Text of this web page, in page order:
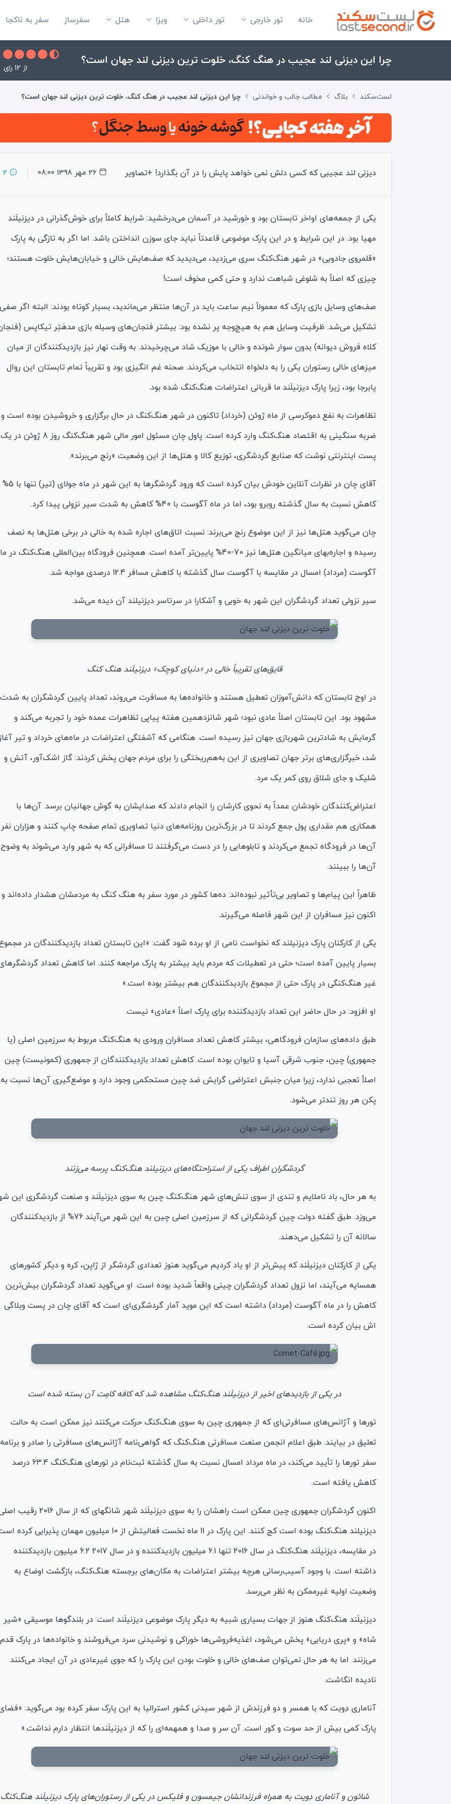
خانه تور خارجی تور داخلی ویزا هتل‌ سفرساز سفر به ناکجا
چرا این دیزنی لند عجیب در هنگ کنگ، خلوت ترین دیزنی لند جهان است؟
از 12 رای
لست‌سکند بلاگ مطالب جالب و خواندنی چرا این دیزنی لند عجیب در هنگ کنگ، خلوت ترین دیزنی لند جهان است؟
دیزنی لند عجیبی که کسی دلش نمی خواهد پایش را در آن بگذارد! +تصاویر 26 مهر 1398 08:00 2
یکی از جمعه‌های اواخر تابستان بود و خورشید در آسمان می‌درخشید: شرایط کاملاً برای خوش‌گذرانی در دیزنیلَند
مهیا بود. در این شرایط و در این پارک موضوعی قاعدتاً نباید جای سوزن انداختن باشد. اما اگر به تازگی به پارک
«قلمروی جادویی» در شهر هنگ‌کنگ سری می‌زدید، می‌دیدید که صف‌هایش خالی و خیابان‌هایش خلوت هستند؛
چیزی که اصلاً به شلوغی شباهت ندارد و حتی کمی مخوف است!
صف‌های وسایل بازی پارک که معمولاً نیم ساعت باید در آن‌ها منتظر می‌ماندید، بسیار کوتاه بودند: البته اگر صفی
تشکیل می‌شد. ظرفیت وسایل هم به هیچ‌وجه پر نشده بود: بیشتر فنجان‌های وسیله بازی مدهَتِر تیکاپس
کلاه فروش دیوانه) بدون سوار شونده و خالی با موزیک شاد می‌چرخیدند. به وقت نهار نیز بازدیدکنندگان از میان
میزهای خالی رستوران یکی را به دلخواه انتخاب می‌کردند. صحنه غم انگیزی بود و تقریباً تمام تابستان این روال
پابرجا بود، زیرا پارک دیزنیلَند ما قربانی اعتراضات هنگ‌کنگ شده بود.
تظاهرات به نفع دموکرسی از ماه ژوئن (خرداد) تاکنون در شهر هنگ‌کنگ در حال برگزاری و خروشیدن بوده است و
ضربه سنگینی به اقتصاد هنگ‌کنگ وارد کرده است. پاول چان مسئول امور مالی شهر هنگ‌کنگ روز 8 ژوئن در یک
پست اینترنتی نوشت که صنایع گردشگری، توزیع کالا و هتل‌ها از این وضعیت «رنج می‌برند».
آقای چان در نظرات آنلاین خودش بیان کرده است که ورود گردشگرها به این شهر در ماه جولای (تیر) تنها با 5%
کاهش نسبت به سال گذشته روبرو بود، اما در ماه آگوست با 40% کاهش به شدت سیر نزولی پیدا کرد.
چان می‌گوید هتل‌ها نیز از این موضوع رنج می‌برند: نسبت اتاق‌های اجاره‌ شده به خالی در برخی هتل‌ها به نصف
رسیده و اجاره‌بهای میانگین هتل‌ها نیز 70-40% پایین‌تر آمده است. همچنین فرودگاه بین‌المللی هنگ‌کنگ در
آگوست (مرداد) امسال در مقایسه با آگوست سال گذشته با کاهش مسافر 12.4 درصدی مواجه شد.
سیر نزولی تعداد گردشگران این شهر به خوبی و آشکارا در سرتاسر دیزنیلند آن دیده می‌شد.
قایق‌های تقریباً خالی در «دنیای کوچک» دیزنیلَند هنگ کنگ
در اوج تابستان که دانش‌آموزان تعطیل هستند و خانواده‌ها به مسافرت می‌روند، تعداد پایین گردشگران به شدت
مشهود بود. این تابستان اصلاً عادی نبود؛ شهر شانزدهمین هفته پیاپی تظاهرات عمده خود را تجربه می‌کند و
گرمایش به شادترین شهربازی جهان نیز رسیده است. هنگامی که آشفتگی اعتراضات در ماه‌های خرداد و تیر
شد، خبرگزاری‌های برتر جهان تصاویری از این به‌هم‌ریختگی را برای مردم جهان پخش کردند: گاز اشک‌آور، آتش و
شلیک و جای شلاق روی کمر یک مرد.
اعتراض‌کنندگان خودشان عمداً به نحوی کارشان را انجام دادند که صدایشان به گوش جهانیان برسد. آن‌ها با
همکاری هم مقداری پول جمع کردند تا در بزرگ‌ترین روزنامه‌های دنیا تصاویری تمام صفحه چاپ کنند و هزاران نفر
آن‌ها در فرودگاه تجمع می‌کردند و تابلوهایی را در دست می‌گرفتند تا مسافرانی که به شهر وارد می‌شوند به وضوح
آن‌ها را ببینند.
ظاهراً این پیام‌ها و تصاویر بی‌تأثیر نبوده‌اند: ده‌ها کشور در مورد سفر به هنگ کنگ به مردمشان هشدار داده‌اند و
اکنون نیز مسافران از این شهر فاصله می‌گیرند.
یکی از کارکنان پارک دیزنیلند که نخواست نامی از او برده شود گفت: «این تابستان تعداد بازدیدکنندگان در
بسیار پایین آمده است؛ حتی در تعطیلات که مردم باید بیشتر به پارک مراجعه کنند. اما کاهش تعداد
غیر هنگ‌کنگی در پارک حتی از مجموع بازدیدکنندگان هم بیشتر بوده است.»
او افزود: در حال حاضر این تعداد بازدیدکننده برای پارک اصلاً «عادی» نیست.
طبق داده‌های سازمان فرودگاهی، بیشتر کاهش تعداد مسافران ورودی به هنگ‌کنگ مربوط به سرزمین اصلی (یا
جمهوری) چین، جنوب شرقی آسیا و تایوان بوده است. کاهش تعداد بازدیدکنندگان از جمهوری (کمونیست) چین
اصلاً تعجبی ندارد، زیرا میان جنبش اعتراضی گرایش ضد چین مستحکمی وجود دارد و موضع‌گیری‌ آن‌ها نسبت به
پکن هر روز تندتر می‌شود.
گردشگران اطراف یکی از استراحتگاه‌های دیزنیلند هنگ‌کنگ پرسه می‌زنند
به هر حال، باد ناملایم و تندی از سوی تنش‌های شهر هنگ‌کنگ چین به سوی دیزنیلَند و صنعت گردشگری این
می‌وزد. طبق گفته دولت چین گردشگرانی که از سرزمین اصلی چین به این شهر می‌آیند 76% از بازدیدکنندگان
سالانه آن را تشکیل می‌دهند.
یکی از کارکنان دیزنیلَند که پیش‌تر از او یاد کردیم می‌گوید هنوز تعدادی گردشگر از ژاپن، کره و دیگر کشورهای
همسایه می‌آیند، اما نزول تعداد گردشگران چینی واقعاً شدید بوده است. او می‌گوید تعداد گردشگران بیش‌ترین
کاهش را در ماه آگوست (مرداد) داشته است که این موید آمار گردشگری‌ای است که آقای چان در پست وبلاگی
اش بیان کرده است.
در یکی از بازدیدهای اخیر از دیزنیلَند هنگ‌کنگ مشاهده شد که کافه کامِت آن بسته شده است
تورها و آژانس‌های مسافرتی‌ای که از جمهوری چین به سوی هنگ‌کنگ حرکت می‌کنند نیز ممکن است به حالت
تعلیق در بیایند. طبق اعلام انجمن صنعت مسافرتی هنگ‌کنگ که گواهی‌نامه آژانس‌های مسافرتی را صادر و برنامه
سفر تورها را تأیید می‌کند، در ماه مرداد امسال نسبت به سال گذشته ثبت‌نام در تورهای هنگ‌کنگ 63.4 درصد
کاهش یافته است.
اکنون گردشگران جمهوری چین ممکن است راهشان را به سوی دیزنیلَند شهر شانگهای که از سال 2016
دیزنیلند هنگ‌کنگ بوده است کج کنند. این پارک در 11 ماه نخست فعالیتش از 10 میلیون مهمان پذیرایی
در مقایسه، دیزنیلَند هنگ‌کنگ در سال 2016 تنها 6.1 میلیون بازدیدکننده و در سال 2017 6.2 میلیون بازدیدکننده
داشته است. با وجود آسیب‌رسانی هرچه بیشتر اعتراضات به مکان‌های برجسته هنگ‌کنگ، بازگشت اوضاع به
وضعیت اولیه غیرممکن به نظر می‌رسد.
دیزنیلَند هنگ‌کنگ هنوز از جهات بسیاری شبیه به دیگر پارک موضوعی دیزنیلَند است: در بلندگوها موسیقی «شیر
شاه» و «پری دریایی» پخش می‌شود، اغذیه‌فروشی‌ها خوراکی و نوشیدنی سرد می‌فروشند و خانواده‌ها در پارک قدم
می‌زنند. اما به هر حال نمی‌توان صف‌های خالی و خلوت بودن این پارک را که جوی غیرعادی در آن ایجاد می‌کنند
نادیده انگاشت.
آناماری دِویت که با همسر و دو فرزندش از شهر سیدنی کشور استرالیا به این پارک سفر کرده بود می‌گوید:
پارک کمی بیش از حد سوت و کور است. آن سر و صدا و همهمه‌ای را که از دیزنیلَندها انتظار دارم نداشت.»
شائون و آناماری دِویت به همراه فرزندانشان جیمسون و فلیکس در یکی از رستوران‌های پارک دیزنیلَند هنگ‌کنگ